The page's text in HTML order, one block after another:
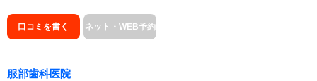
口コミを書く ネット・WEB予約
服部歯科医院